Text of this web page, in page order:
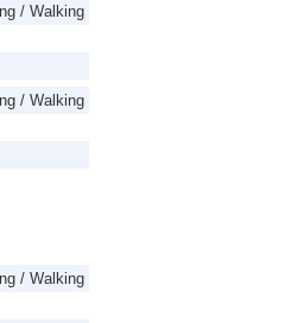
/ Walking
/ Walking
/ Walking